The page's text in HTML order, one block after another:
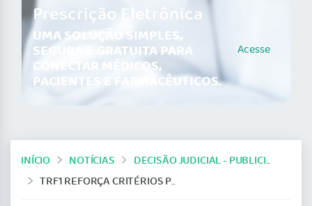
Prescrição Eletrônica
UMA SOLUÇÃO SIMPLES,
SEGURA E GRATUITA PARA
CONECTAR MÉDICOS,
PACIENTES E FARMACÊUTICOS.
Acesse
INÍCIO NOTÍCIAS
DECISÃO JUDICIAL - PUBLICIDADE MÉDICA
TRF1 REFORÇA CRITÉRIOS PARA DIVULGAÇÃO DE TÍTULOS DE ESPECIALISTA